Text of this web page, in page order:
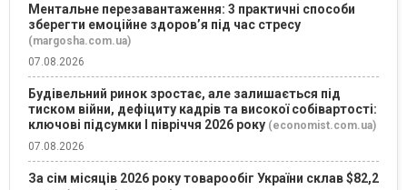
Ментальне перезавантаження: 3 практичні способи
зберегти емоційне здоров’я під час стресу
(margosha.com.ua)
07.08.2026
Будівельний ринок зростає, але залишається під
тиском війни, дефіциту кадрів та високої собівартості:
ключові підсумки І півріччя 2026 року (economist.com.ua)
07.08.2026
За сім місяців 2026 року товарообіг України склав $82,2